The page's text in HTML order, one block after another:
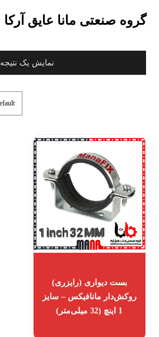
گروه صنعتی مانا عایق آرکا
نمایش یک نتیجه
بست دیواری (رایزری)
روکش‌دار مانافیکس – سایز
1 اینچ (32 میلی‌متر)